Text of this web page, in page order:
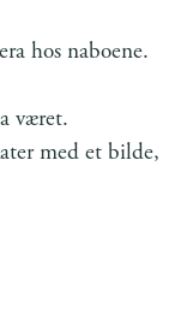
hos naboene.
været.
med et bilde,